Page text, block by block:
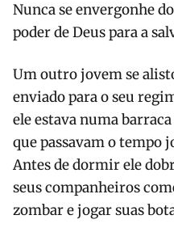
Nunca se envergonhe
poder de Deus para a
Um outro jovem se
enviado para o seu
ele estava numa
que passavam o tempo
Antes de dormir ele
seus companheiros
zombar e jogar suas